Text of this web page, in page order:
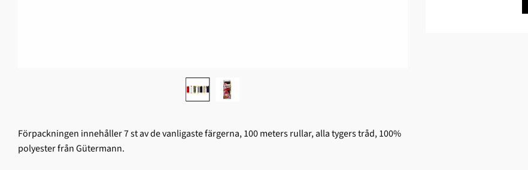
Förpackningen innehåller 7 st av de vanligaste färgerna, 100 meters rullar, alla tygers tråd, 100%
polyester från Gütermann.